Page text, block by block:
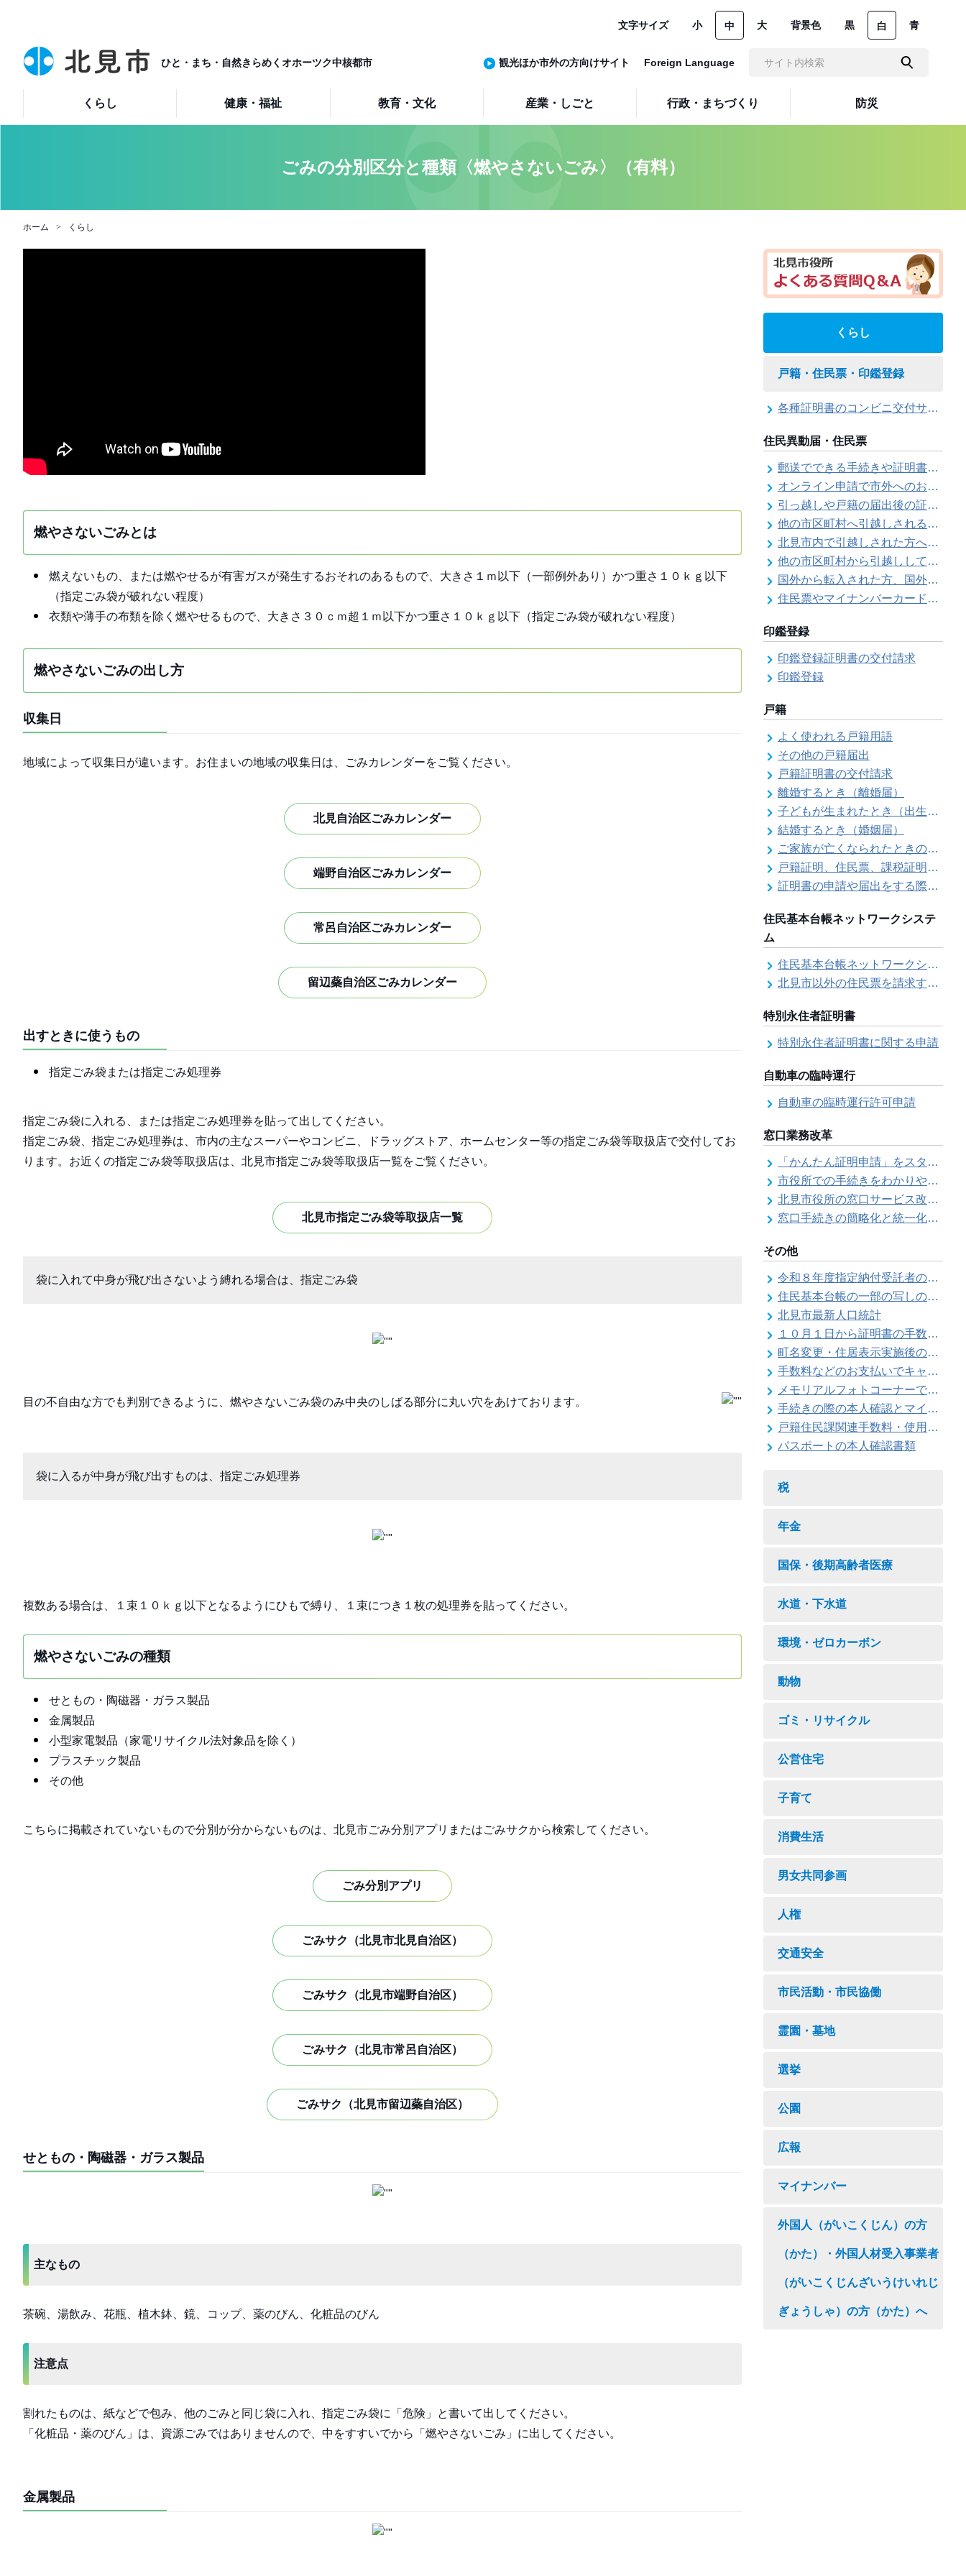
ひと・まち・自然きらめくオホーツク中核都市
くらし 健康・福祉 教育・文化 産業・しごと 行政・まちづくり 防災
文字サイズ 小 中 大 背景色 黒 白 青
観光ほか市外の方向けサイト Foreign Language
ごみの分別区分と種類〈燃やさないごみ〉（有料）
ホーム くらし
燃やさないごみとは
燃えないもの、または燃やせるが有害ガスが発生するおそれのあるもので、大きさ１ｍ以下（一部例外あり）かつ重さ１０ｋｇ以下
（指定ごみ袋が破れない程度）
衣類や薄手の布類を除く燃やせるもので、大きさ３０ｃｍ超１ｍ以下かつ重さ１０ｋｇ以下（指定ごみ袋が破れない程度）
燃やさないごみの出し方
収集日
地域によって収集日が違います。お住まいの地域の収集日は、ごみカレンダーをご覧ください。
北見自治区ごみカレンダー
端野自治区ごみカレンダー
常呂自治区ごみカレンダー
留辺蘂自治区ごみカレンダー
出すときに使うもの
指定ごみ袋または指定ごみ処理券
指定ごみ袋に入れる、または指定ごみ処理券を貼って出してください。
指定ごみ袋、指定ごみ処理券は、市内の主なスーパーやコンビニ、ドラッグストア、ホームセンター等の指定ごみ袋等取扱店で交付してお
ります。お近くの指定ごみ袋等取扱店は、北見市指定ごみ袋等取扱店一覧をご覧ください。
北見市指定ごみ袋等取扱店一覧
袋に入れて中身が飛び出さないよう縛れる場合は、指定ごみ袋
目の不自由な方でも判別できるように、燃やさないごみ袋のみ中央のしばる部分に丸い穴をあけております。
袋に入るが中身が飛び出すものは、指定ごみ処理券
複数ある場合は、１束１０ｋｇ以下となるようにひもで縛り、１束につき１枚の処理券を貼ってください。
燃やさないごみの種類
せともの・陶磁器・ガラス製品
金属製品
小型家電製品（家電リサイクル法対象品を除く）
プラスチック製品
その他
こちらに掲載されていないもので分別が分からないものは、北見市ごみ分別アプリまたはごみサクから検索してください。
ごみ分別アプリ
ごみサク（北見市北見自治区）
ごみサク（北見市端野自治区）
ごみサク（北見市常呂自治区）
ごみサク（北見市留辺蘂自治区）
せともの・陶磁器・ガラス製品
主なもの
茶碗、湯飲み、花瓶、植木鉢、鏡、コップ、薬のびん、化粧品のびん
注意点
割れたものは、紙などで包み、他のごみと同じ袋に入れ、指定ごみ袋に「危険」と書いて出してください。
「化粧品・薬のびん」は、資源ごみではありませんので、中をすすいでから「燃やさないごみ」に出してください。
金属製品
くらし
戸籍・住民票・印鑑登録
各種証明書のコンビニ交付サービス
住民異動届・住民票
郵送でできる手続きや証明書等の交付請求（住民票・戸籍・国民年金関係）
オンライン申請で市外へのお引越し手続き（転出届）ができます
引っ越しや戸籍の届出後の証明書発行可能日
他の市区町村へ引越しされる方へ（転出届）
北見市内で引越しされた方へ（転居届）
他の市区町村から引越しして来た方へ（転入届）
国外から転入された方、国外へ転出される方へ
住民票やマイナンバーカード、印鑑証明書に旧氏（旧姓）が併記できるようになりました！
印鑑登録
印鑑登録証明書の交付請求
印鑑登録
戸籍
よく使われる戸籍用語
その他の戸籍届出
戸籍証明書の交付請求
離婚するとき（離婚届）
子どもが生まれたとき（出生届）
結婚するとき（婚姻届）
ご家族が亡くなられたときの各種手続きのご案内（死亡届）
戸籍証明、住民票、課税証明書等の証明書を郵送で請求する際の本人確認
証明書の申請や届出をする際の本人確認
住民基本台帳ネットワークシステ
ム
住民基本台帳ネットワークシステム
北見市以外の住民票を請求する（住民票の広域交付）
特別永住者証明書
特別永住者証明書に関する申請
自動車の臨時運行
自動車の臨時運行許可申請
窓口業務改革
「かんたん証明申請」をスタートしました
市役所での手続きをわかりやすく！「手続きチェックシート」を導入しました
北見市役所の窓口サービス改善の取り組み経過
窓口手続きの簡略化と統一化の取り組みについて（ワンストップサービス推進事業）
その他
令和８年度指定納付受託者の指定について
住民基本台帳の一部の写しの閲覧状況
北見市最新人口統計
１０月１日から証明書の手数料が変わります
町名変更・住居表示実施後の住所変更
手数料などのお支払いでキャッシュレス決済が利用できます
メモリアルフォトコーナーで記念撮影はいかがですか
手続きの際の本人確認とマイナンバーの確認にご協力ください
戸籍住民課関連手数料・使用料一覧
パスポートの本人確認書類
税
年金
国保・後期高齢者医療
水道・下水道
環境・ゼロカーボン
動物
ゴミ・リサイクル
公営住宅
子育て
消費生活
男女共同参画
人権
交通安全
市民活動・市民協働
霊園・墓地
選挙
公園
広報
マイナンバー
外国人（がいこくじん）の方
（かた）・外国人材受入事業者
（がいこくじんざいうけいれじ
ぎょうしゃ）の方（かた）へ